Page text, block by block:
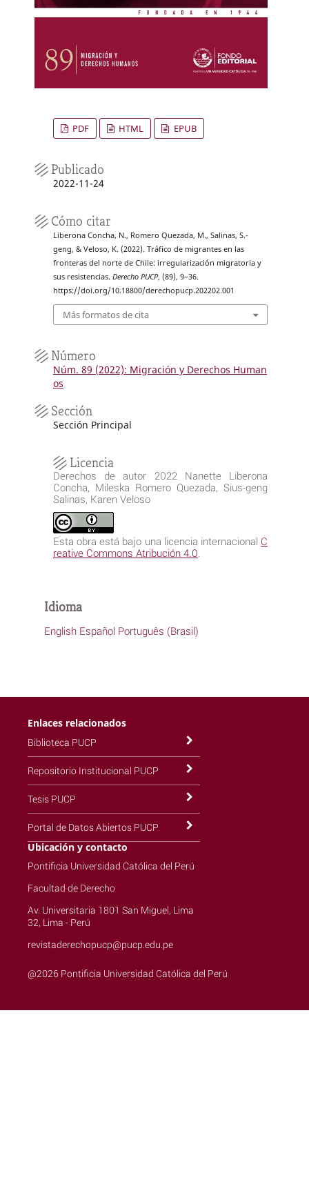
PDF HTML EPUB
Publicado
2022-11-24
Cómo citar
Liberona Concha, N., Romero Quezada, M., Salinas, S.-
geng, & Veloso, K. (2022). Tráfico de migrantes en las
fronteras del norte de Chile: irregularización migratoria y
sus resistencias. Derecho PUCP, (89), 9–36.
https://doi.org/10.18800/derechopucp.202202.001
Más formatos de cita
Número
Núm. 89 (2022): Migración y Derechos Human
os
Sección
Sección Principal
Licencia
Derechos de autor 2022 Nanette Liberona
Concha, Mileska Romero Quezada, Sius-geng
Salinas, Karen Veloso
Esta obra está bajo una licencia internacional C
reative Commons Atribución 4.0.
Idioma
English Español Português (Brasil)
Enlaces relacionados
Biblioteca PUCP
Repositorio Institucional PUCP
Tesis PUCP
Portal de Datos Abiertos PUCP
Ubicación y contacto
Pontificia Universidad Católica del Perú
Facultad de Derecho
Av. Universitaria 1801 San Miguel, Lima
32, Lima - Perú
revistaderechopucp@pucp.edu.pe
@2026 Pontificia Universidad Católica del Perú